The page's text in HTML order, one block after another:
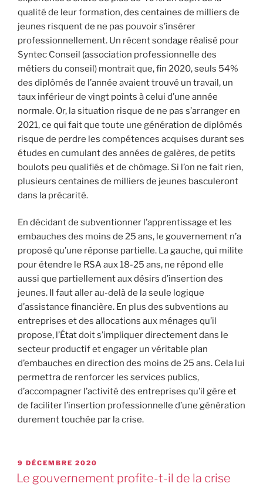
qualité de leur formation, des centaines de milliers de
jeunes risquent de ne pas pouvoir s’insérer
professionnellement. Un récent sondage réalisé pour
Syntec Conseil (association professionnelle des
métiers du conseil) montrait que, fin 2020, seuls 54%
des diplômés de l’année avaient trouvé un travail, un
taux inférieur de vingt points à celui d’une année
normale. Or, la situation risque de ne pas s’arranger en
2021, ce qui fait que toute une génération de diplômés
risque de perdre les compétences acquises durant ses
études en cumulant des années de galères, de petits
boulots peu qualifiés et de chômage. Si l’on ne fait rien,
plusieurs centaines de milliers de jeunes basculeront
dans la précarité.
En décidant de subventionner l’apprentissage et les
embauches des moins de 25 ans, le gouvernement n’a
proposé qu’une réponse partielle. La gauche, qui milite
pour étendre le RSA aux 18-25 ans, ne répond elle
aussi que partiellement aux désirs d’insertion des
jeunes. Il faut aller au-delà de la seule logique
d’assistance financière. En plus des subventions au
entreprises et des allocations aux ménages qu’il
propose, l’État doit s’impliquer directement dans le
secteur productif et engager un véritable plan
d’embauches en direction des moins de 25 ans. Cela lui
permettra de renforcer les services publics,
d’accompagner l’activité des entreprises qu’il gère et
de faciliter l’insertion professionnelle d’une génération
durement touchée par la crise.
9 DÉCEMBRE 2020
Le gouvernement profite-t-il de la crise